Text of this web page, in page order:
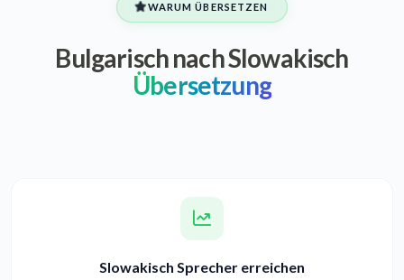
WARUM ÜBERSETZEN
Bulgarisch nach Slowakisch
Übersetzung
Slowakisch Sprecher erreichen